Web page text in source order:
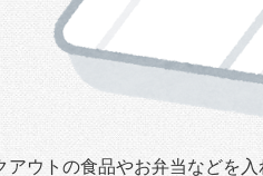
アウトの食品やお弁当などを